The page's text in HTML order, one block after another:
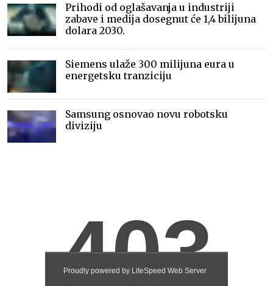
Prihodi od oglašavanja u industriji
zabave i medija dosegnut će 1,4 bilijuna
dolara 2030.
Siemens ulaže 300 milijuna eura u
energetsku tranziciju
Samsung osnovao novu robotsku
diviziju